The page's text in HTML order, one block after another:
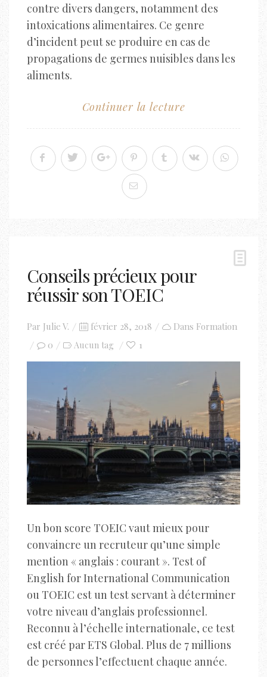
contre divers dangers, notamment des
intoxications alimentaires. Ce genre
d’incident peut se produire en cas de
propagations de germes nuisibles dans les
aliments.
Continuer la lecture
Conseils précieux pour
réussir son TOEIC
Par Julie V.
Posted
on
février 28, 2018 Dans Formation
0
Aucun tag 1
Un bon score TOEIC vaut mieux pour
convaincre un recruteur qu’une simple
mention « anglais : courant ». Test of
English for International Communication
ou TOEIC est un test servant à déterminer
votre niveau d’anglais professionnel.
Reconnu à l’échelle internationale, ce test
est créé par ETS Global. Plus de 7 millions
de personnes l’effectuent chaque année.